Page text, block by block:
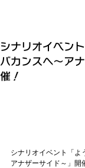
シナリオイベン
バカンスへ～ア
催！
シナリオイベント「よ
アナザーサイド～」開